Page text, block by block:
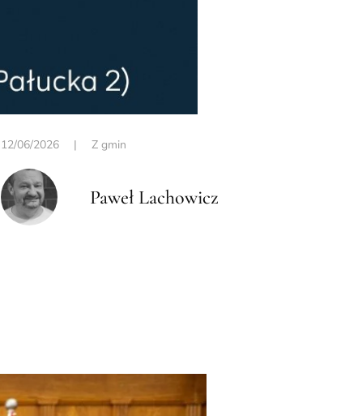
12/06/2026| Z gmin
Paweł Lachowicz